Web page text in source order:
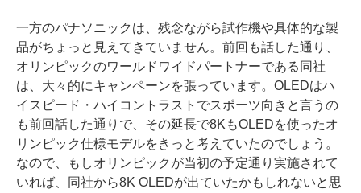
一方のパナソニックは、残念ながら試作機や具体的な製
品がちょっと見えてきていません。前回も話した通り、
オリンピックのワールドワイドパートナーである同社
は、大々的にキャンペーンを張っています。OLEDはハ
イスピード・ハイコントラストでスポーツ向きと言うの
も前回話した通りで、その延長で8KもOLEDを使ったオ
リンピック仕様モデルをきっと考えていたのでしょう。
なので、もしオリンピックが当初の予定通り実施されて
いれば、同社から8K OLEDが出ていたかもしれないと思